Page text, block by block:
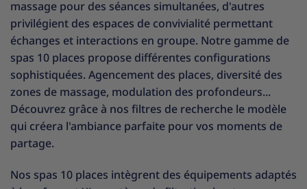
massage pour des séances simultanées, d'autres
privilégient des espaces de convivialité permettant
échanges et interactions en groupe. Notre gamme de
spas 10 places propose différentes configurations
sophistiquées. Agencement des places, diversité des
zones de massage, modulation des profondeurs...
Découvrez grâce à nos filtres de recherche le modèle
qui créera l'ambiance parfaite pour vos moments de
partage.
Nos spas 10 places intègrent des équipements adaptés